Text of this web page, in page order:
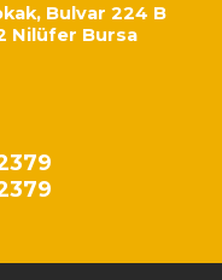
Bulvar 224 B
Nilüfer Bursa